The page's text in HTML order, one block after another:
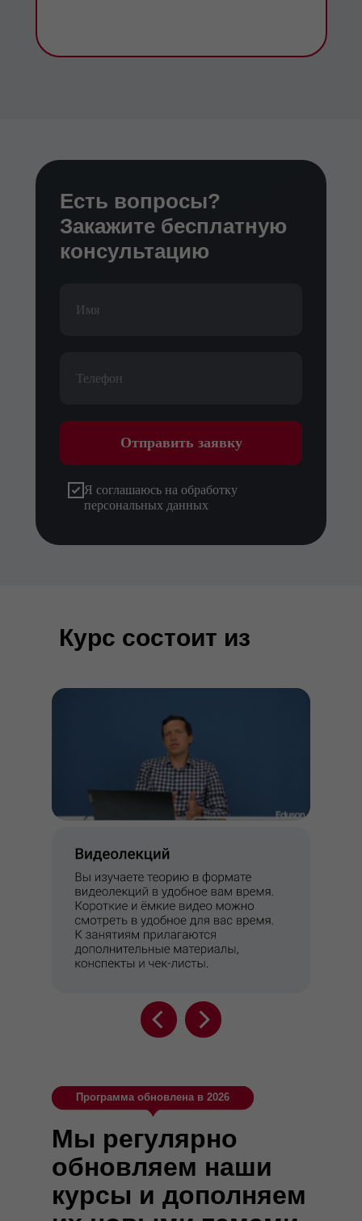
Отправить заявку
Я соглашаюсь на обработку
персональных данных
Есть вопросы?
Закажите бесплатную
консультацию
Курс состоит из
Мы регулярно
обновляем наши
курсы и дополняем
Программа обновлена в 2026